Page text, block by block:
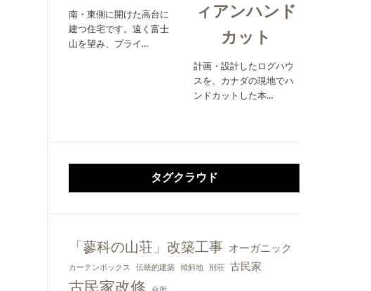
南・東側に開けた高台に
建つ住宅です。遠く富士
山を望み、プライ…
ィアンハンド
カット
計画・設計したログハウ
スを、カナダの現地でハ
ンドカットした本…
タグクラウド
「蓼科の山荘」改築工事 オーガニック
カーテンボックス 伝統的建築 傾斜地 別荘 古民家
古民家改修